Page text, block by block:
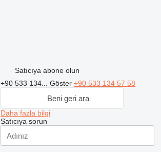
Satıcıya abone olun
+90 533 134...Göster+90 533 134 57 58
Beni geri ara
Daha fazla bilgi
Satıcıya sorun